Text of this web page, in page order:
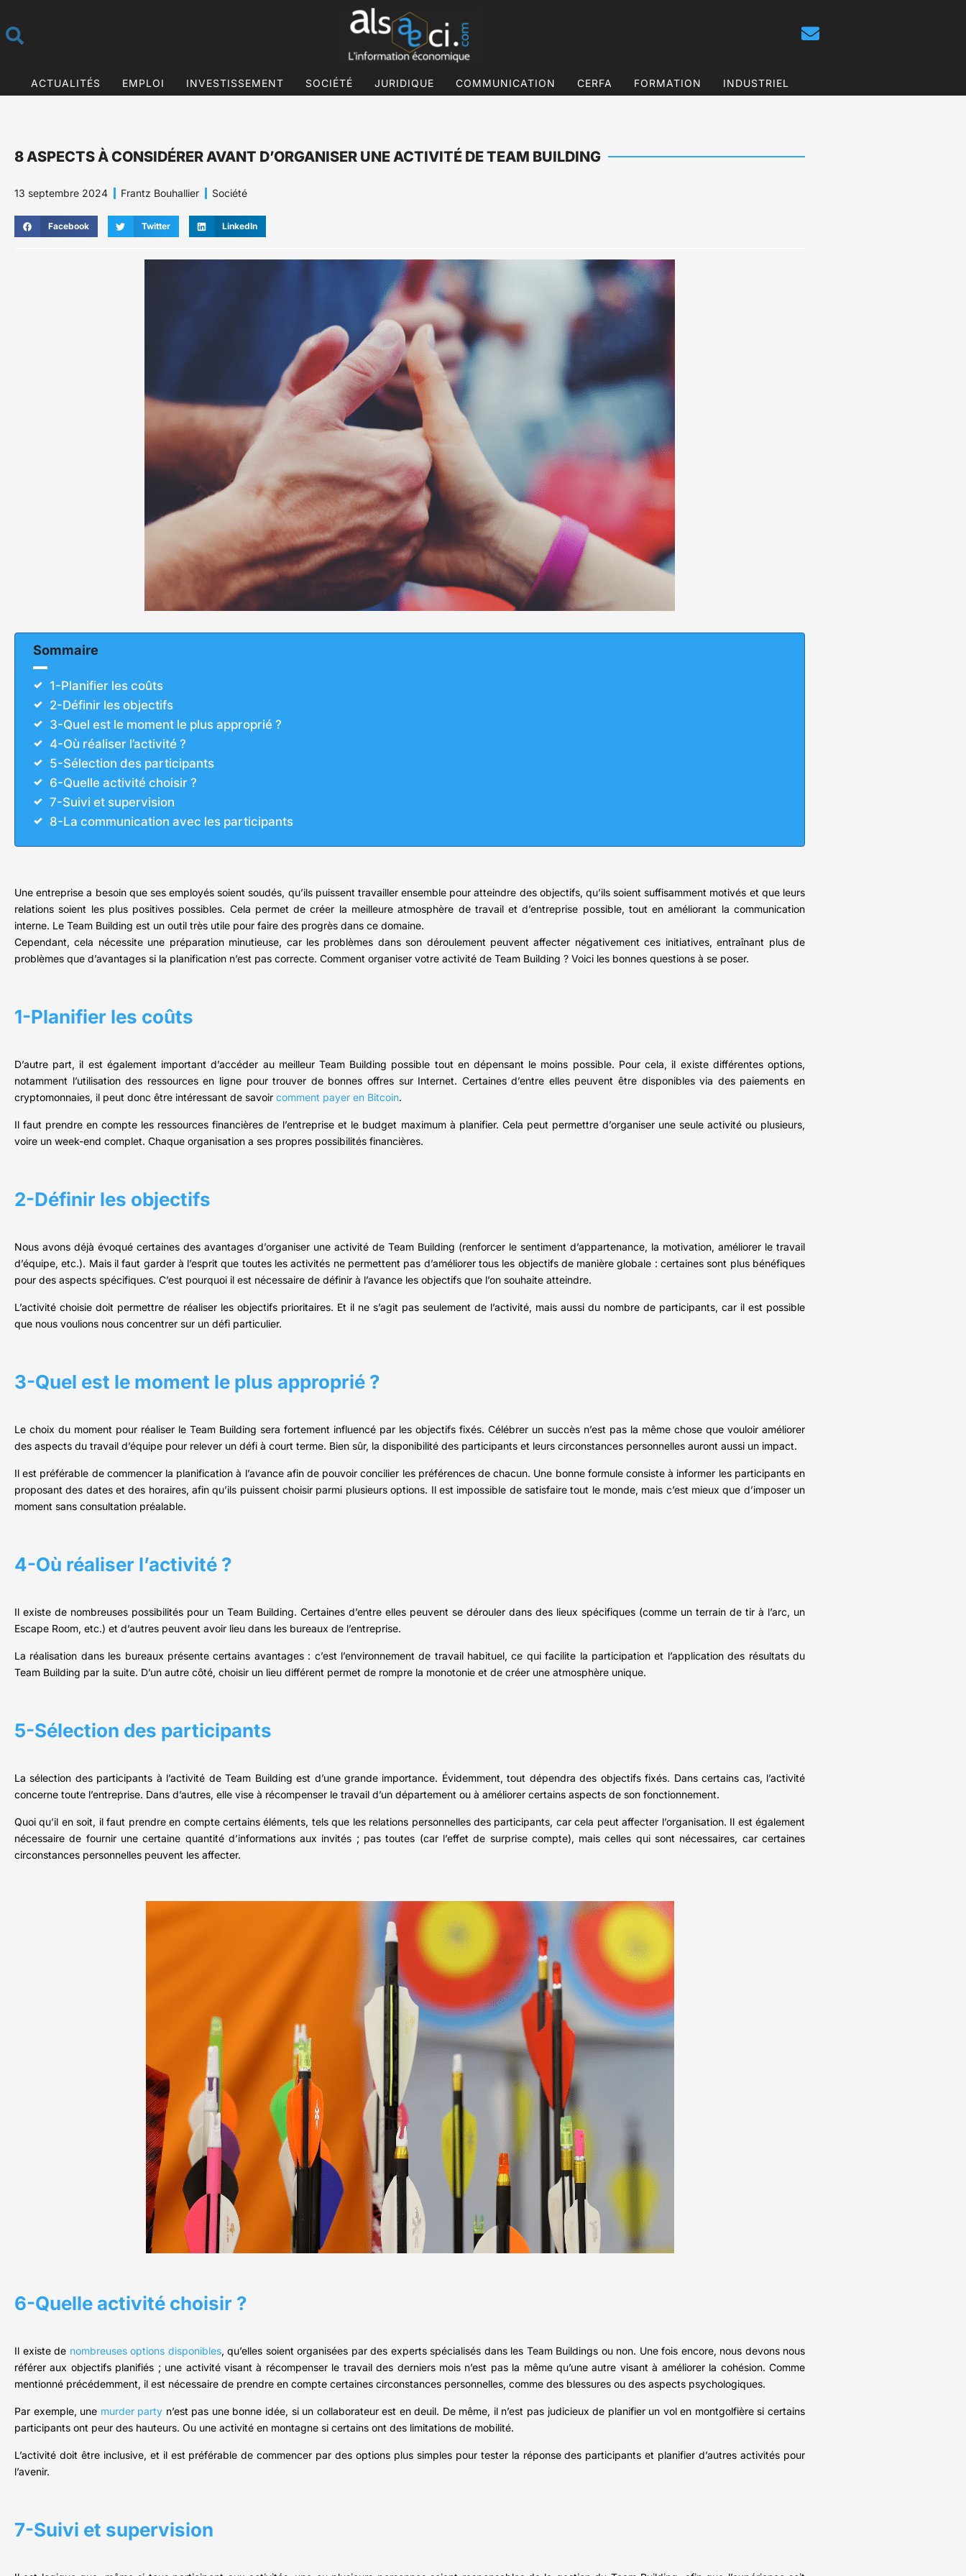
ACTUALITÉS EMPLOI INVESTISSEMENT SOCIÉTÉ JURIDIQUE COMMUNICATION CERFA FORMATION INDUSTRIEL
8 ASPECTS À CONSIDÉRER AVANT D’ORGANISER UNE ACTIVITÉ DE TEAM BUILDING
13 septembre 2024 Frantz Bouhallier Société
Facebook Twitter LinkedIn
Sommaire
1-Planifier les coûts
2-Définir les objectifs
3-Quel est le moment le plus approprié ?
4-Où réaliser l’activité ?
5-Sélection des participants
6-Quelle activité choisir ?
7-Suivi et supervision
8-La communication avec les participants
Une entreprise a besoin que ses employés soient soudés, qu’ils puissent travailler ensemble pour atteindre des objectifs, qu’ils soient suffisamment motivés et que leurs
relations soient les plus positives possibles. Cela permet de créer la meilleure atmosphère de travail et d’entreprise possible, tout en améliorant la communication
interne. Le Team Building est un outil très utile pour faire des progrès dans ce domaine.
Cependant, cela nécessite une préparation minutieuse, car les problèmes dans son déroulement peuvent affecter négativement ces initiatives, entraînant plus de
problèmes que d’avantages si la planification n’est pas correcte. Comment organiser votre activité de Team Building ? Voici les bonnes questions à se poser.
1-Planifier les coûts
D’autre part, il est également important d’accéder au meilleur Team Building possible tout en dépensant le moins possible. Pour cela, il existe différentes options,
notamment l’utilisation des ressources en ligne pour trouver de bonnes offres sur Internet. Certaines d’entre elles peuvent être disponibles via des paiements en
cryptomonnaies, il peut donc être intéressant de savoir comment payer en Bitcoin.
Il faut prendre en compte les ressources financières de l’entreprise et le budget maximum à planifier. Cela peut permettre d’organiser une seule activité ou plusieurs,
voire un week-end complet. Chaque organisation a ses propres possibilités financières.
2-Définir les objectifs
Nous avons déjà évoqué certaines des avantages d’organiser une activité de Team Building (renforcer le sentiment d’appartenance, la motivation, améliorer le travail
d’équipe, etc.). Mais il faut garder à l’esprit que toutes les activités ne permettent pas d’améliorer tous les objectifs de manière globale : certaines sont plus bénéfiques
pour des aspects spécifiques. C’est pourquoi il est nécessaire de définir à l’avance les objectifs que l’on souhaite atteindre.
L’activité choisie doit permettre de réaliser les objectifs prioritaires. Et il ne s’agit pas seulement de l’activité, mais aussi du nombre de participants, car il est possible
que nous voulions nous concentrer sur un défi particulier.
3-Quel est le moment le plus approprié ?
Le choix du moment pour réaliser le Team Building sera fortement influencé par les objectifs fixés. Célébrer un succès n’est pas la même chose que vouloir améliorer
des aspects du travail d’équipe pour relever un défi à court terme. Bien sûr, la disponibilité des participants et leurs circonstances personnelles auront aussi un impact.
Il est préférable de commencer la planification à l’avance afin de pouvoir concilier les préférences de chacun. Une bonne formule consiste à informer les participants en
proposant des dates et des horaires, afin qu’ils puissent choisir parmi plusieurs options. Il est impossible de satisfaire tout le monde, mais c’est mieux que d’imposer un
moment sans consultation préalable.
4-Où réaliser l’activité ?
Il existe de nombreuses possibilités pour un Team Building. Certaines d’entre elles peuvent se dérouler dans des lieux spécifiques (comme un terrain de tir à l’arc, un
Escape Room, etc.) et d’autres peuvent avoir lieu dans les bureaux de l’entreprise.
La réalisation dans les bureaux présente certains avantages : c’est l’environnement de travail habituel, ce qui facilite la participation et l’application des résultats du
Team Building par la suite. D’un autre côté, choisir un lieu différent permet de rompre la monotonie et de créer une atmosphère unique.
5-Sélection des participants
La sélection des participants à l’activité de Team Building est d’une grande importance. Évidemment, tout dépendra des objectifs fixés. Dans certains cas, l’activité
concerne toute l’entreprise. Dans d’autres, elle vise à récompenser le travail d’un département ou à améliorer certains aspects de son fonctionnement.
Quoi qu’il en soit, il faut prendre en compte certains éléments, tels que les relations personnelles des participants, car cela peut affecter l’organisation. Il est également
nécessaire de fournir une certaine quantité d’informations aux invités ; pas toutes (car l’effet de surprise compte), mais celles qui sont nécessaires, car certaines
circonstances personnelles peuvent les affecter.
6-Quelle activité choisir ?
Il existe de nombreuses options disponibles, qu’elles soient organisées par des experts spécialisés dans les Team Buildings ou non. Une fois encore, nous devons nous
référer aux objectifs planifiés ; une activité visant à récompenser le travail des derniers mois n’est pas la même qu’une autre visant à améliorer la cohésion. Comme
mentionné précédemment, il est nécessaire de prendre en compte certaines circonstances personnelles, comme des blessures ou des aspects psychologiques.
Par exemple, une murder party n’est pas une bonne idée, si un collaborateur est en deuil. De même, il n’est pas judicieux de planifier un vol en montgolfière si certains
participants ont peur des hauteurs. Ou une activité en montagne si certains ont des limitations de mobilité.
L’activité doit être inclusive, et il est préférable de commencer par des options plus simples pour tester la réponse des participants et planifier d’autres activités pour
l’avenir.
7-Suivi et supervision